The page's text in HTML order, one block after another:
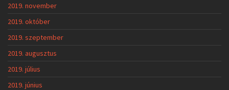
2019. november
2019. október
2019. szeptember
2019. augusztus
2019. július
2019. június